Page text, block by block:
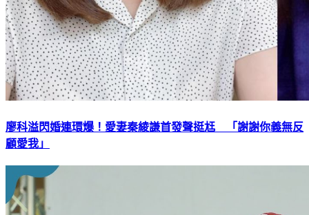
廖科溢閃婚連環爆！愛妻秦綾謙首發聲挺尪 「謝謝你義無反
顧愛我」